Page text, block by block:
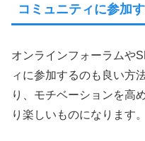
コミュニティに参加
オンラインフォーラムや
ィに参加するのも良い方
り、モチベーションを高
り楽しいものになります。